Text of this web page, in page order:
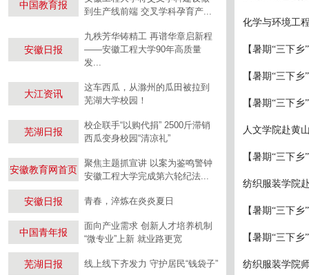
中国教育报
到生产线前端 交叉学科孕育产...
安徽日报
九秩芳华铸精工 再谱华章启新程
——安徽工程大学90年高质量
发...
大江资讯
这车西瓜，从滁州的瓜田被拉到
芜湖大学校园！
芜湖日报
校企联手“以购代捐” 2500斤滞销
西瓜变身校园“清凉礼”
安徽教育网首页
聚焦主题抓宣讲 以案为鉴鸣警钟
安徽工程大学完成第六轮纪法...
安徽日报 青春，淬炼在炎炎夏日
中国青年报
面向产业需求 创新人才培养机制
“微专业”上新 就业路更宽
芜湖日报 线上线下齐发力 守护居民“钱袋子”
化学与环境工
【暑期“三下
【暑期“三下
【暑期“三下
人文学院赴黄
【暑期“三下
纺织服装学院
【暑期“三下
【暑期“三下
纺织服装学院